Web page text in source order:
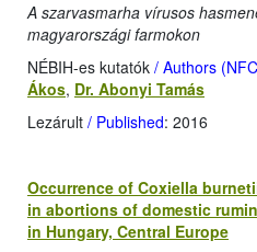
A szarvasmarha vírusos
magyarországi farmokon
NÉBIH-es kutatók / Authors
Ákos, Dr. Abonyi Tamás
Lezárult / Published: 2016
Occurrence of Coxiella
in abortions of domestic
in Hungary, Central Europe